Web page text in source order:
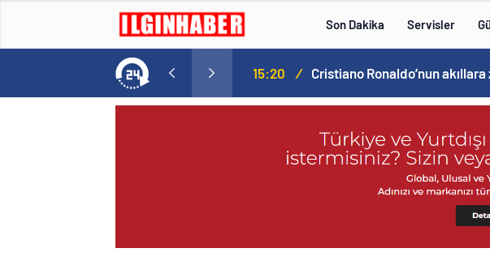
Son Dakika Servisler
Norweç silahlı kuvvetleri kadınlardan oluşan özel kuvvetler eğitimlerini başlattı. 15:20 /